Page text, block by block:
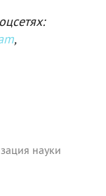
,
науки